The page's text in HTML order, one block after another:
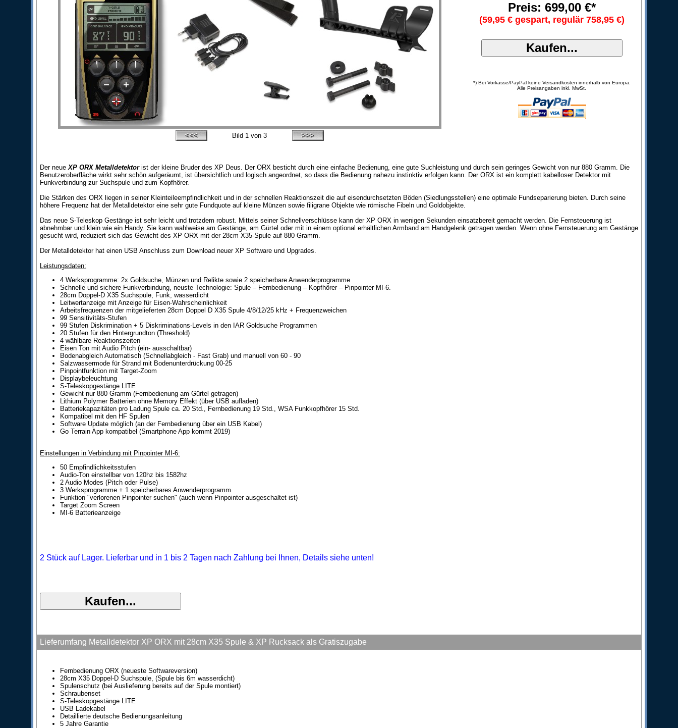
Bild 1 von 3
Preis: 699,00 €*
(59,95 € gespart, regulär 758,95 €)
*) Bei Vorkasse/PayPal keine Versandkosten innerhalb von Europa.
Alle Preisangaben inkl. MwSt.
Der neueXP ORX Metalldetektorist der kleine Bruder des XP Deus. Der ORX besticht durch eine einfache Bedienung, eine gute Suchleistung und durch sein geringes Gewicht von nur 880 Gramm. Die
Benutzeroberfläche wirkt sehr schön aufgeräumt, ist übersichtlich und logisch angeordnet, so dass die Bedienung nahezu instinktiv erfolgen kann. Der ORX ist ein komplett kabelloser Detektor mit
Funkverbindung zur Suchspule und zum Kopfhörer.
Die Stärken des ORX liegen in seiner Kleinteileempfindlichkeit und in der schnellen Reaktionszeit die auf eisendurchsetzten Böden (Siedlungsstellen) eine optimale Fundseparierung bieten. Durch seine
höhere Frequenz hat der Metalldetektor eine sehr gute Fundquote auf kleine Münzen sowie filigrane Objekte wie römische Fibeln und Goldobjekte.
Das neue S-Teleskop Gestänge ist sehr leicht und trotzdem robust. Mittels seiner Schnellverschlüsse kann der XP ORX in wenigen Sekunden einsatzbereit gemacht werden. Die Fernsteuerung ist
abnehmbar und klein wie ein Handy. Sie kann wahlweise am Gestänge, am Gürtel oder mit in einem optional erhältlichen Armband am Handgelenk getragen werden. Wenn ohne Fernsteuerung am Gestänge
gesucht wird, reduziert sich das Gewicht des XP ORX mit der 28cm X35-Spule auf 880 Gramm.
Der Metalldetektor hat einen USB Anschluss zum Download neuer XP Software und Upgrades.
Leistungsdaten:
4 Werksprogramme: 2x Goldsuche, Münzen und Relikte sowie 2 speicherbare Anwenderprogramme
Schnelle und sichere Funkverbindung, neuste Technologie: Spule – Fernbedienung – Kopfhörer – Pinpointer MI-6.
28cm Doppel-D X35 Suchspule, Funk, wasserdicht
Leitwertanzeige mit Anzeige für Eisen-Wahrscheinlichkeit
Arbeitsfrequenzen der mitgelieferten 28cm Doppel D X35 Spule 4/8/12/25 kHz + Frequenzweichen
99 Sensitivitäts-Stufen
99 Stufen Diskrimination + 5 Diskriminations-Levels in den IAR Goldsuche Programmen
20 Stufen für den Hintergrundton (Threshold)
4 wählbare Reaktionszeiten
Eisen Ton mit Audio Pitch (ein- ausschaltbar)
Bodenabgleich Automatisch (Schnellabgleich - Fast Grab) und manuell von 60 - 90
Salzwassermode für Strand mit Bodenunterdrückung 00-25
Pinpointfunktion mit Target-Zoom
Displaybeleuchtung
S-Teleskopgestänge LITE
Gewicht nur 880 Gramm (Fernbedienung am Gürtel getragen)
Lithium Polymer Batterien ohne Memory Effekt (über USB aufladen)
Batteriekapazitäten pro Ladung Spule ca. 20 Std., Fernbedienung 19 Std., WSA Funkkopfhörer 15 Std.
Kompatibel mit den HF Spulen
Software Update möglich (an der Fernbedienung über ein USB Kabel)
Go Terrain App kompatibel (Smartphone App kommt 2019)
Einstellungen in Verbindung mit Pinpointer MI-6:
50 Empfindlichkeitsstufen
Audio-Ton einstellbar von 120hz bis 1582hz
2 Audio Modes (Pitch oder Pulse)
3 Werksprogramme + 1 speicherbares Anwenderprogramm
Funktion "verlorenen Pinpointer suchen" (auch wenn Pinpointer ausgeschaltet ist)
Target Zoom Screen
MI-6 Batterieanzeige
2 Stück auf Lager. Lieferbar und in 1 bis 2 Tagen nach Zahlung bei Ihnen, Details siehe unten!
Lieferumfang Metalldetektor XP ORX mit 28cm X35 Spule & XP Rucksack als Gratiszugabe
Fernbedienung ORX (neueste Softwareversion)
28cm X35 Doppel-D Suchspule, (Spule bis 6m wasserdicht)
Spulenschutz (bei Auslieferung bereits auf der Spule montiert)
Schraubenset
S-Teleskopgestänge LITE
USB Ladekabel
Detaillierte deutsche Bedienungsanleitung
5 Jahre Garantie